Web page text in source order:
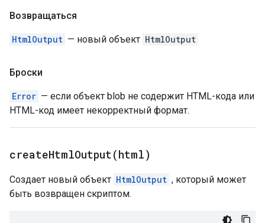
Возвращаться
HtmlOutput — новый объект HtmlOutput
Броски
Error — если объект blob не содержит HTML-кода или
HTML-код имеет некорректный формат.
createHtmlOutput(html)
Создает новый объект HtmlOutput , который может
быть возвращен скриптом.